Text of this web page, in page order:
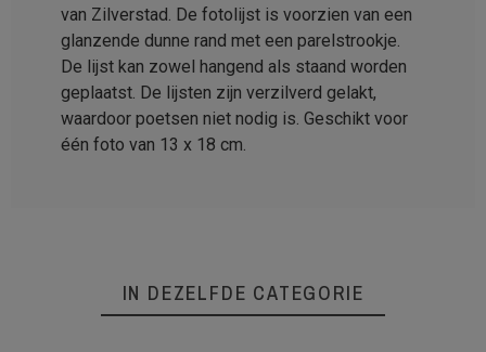
van Zilverstad. De fotolijst is voorzien van een
glanzende dunne rand met een parelstrookje.
De lijst kan zowel hangend als staand worden
geplaatst. De lijsten zijn verzilverd gelakt,
waardoor poetsen niet nodig is. Geschikt voor
één foto van 13 x 18 cm.
IN DEZELFDE CATEGORIE